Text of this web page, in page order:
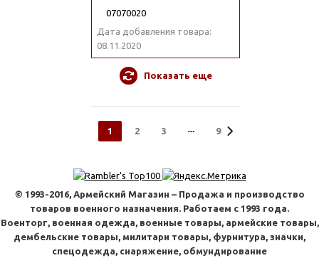
07070020
Дата добавления товара:
08.11.2020
Показать еще
1 2 3 9
© 1993-2016, Армейский Магазин – Продажа и производство
товаров военного назначения. Работаем с 1993 года.
Военторг, военная одежда, военные товары, армейские товары,
дембельские товары, милитари товары, фурнитура, значки,
спецодежда, снаряжение, обмундирование